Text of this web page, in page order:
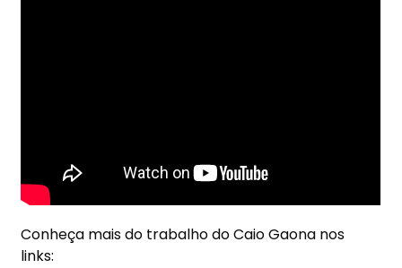
Conheça mais do trabalho do Caio Gaona nos
links: